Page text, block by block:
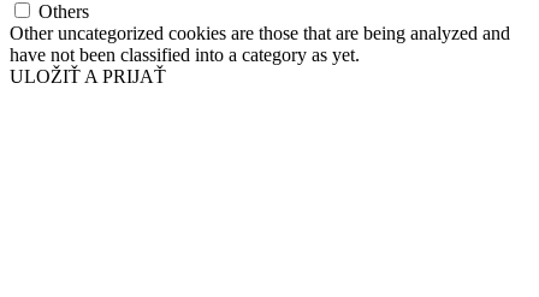
Others
Other uncategorized cookies are those that are being analyzed and
have not been classified into a category as yet.
ULOŽIŤ A PRIJAŤ